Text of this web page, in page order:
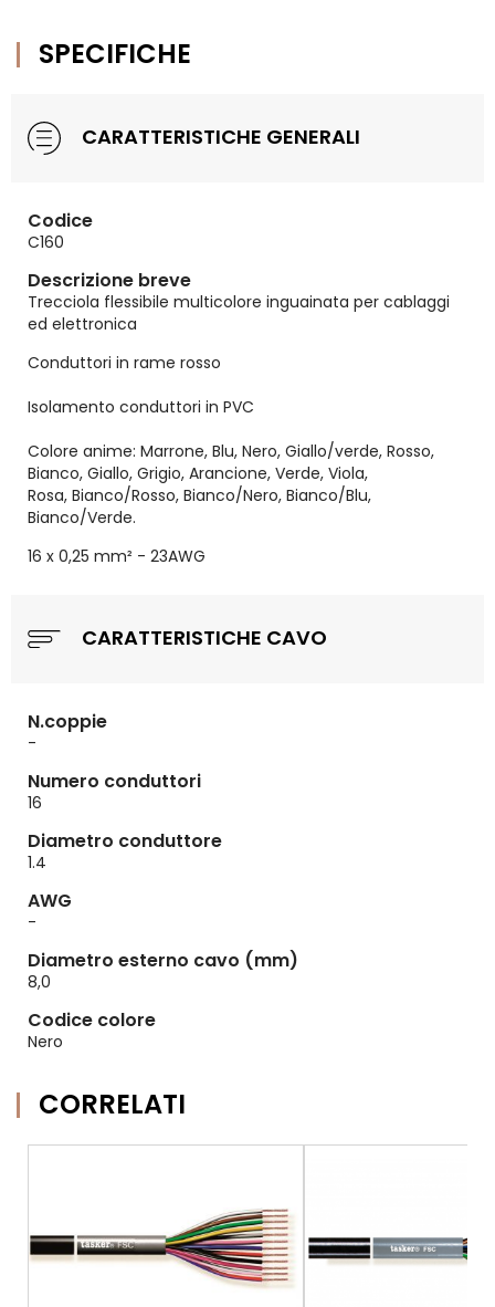
SPECIFICHE
CARATTERISTICHE GENERALI
Codice
C160
Descrizione breve
Trecciola flessibile multicolore inguainata per cablaggi
ed elettronica
Conduttori in rame rosso
Isolamento conduttori in PVC
Colore anime: Marrone, Blu, Nero, Giallo/verde, Rosso,
Bianco, Giallo, Grigio, Arancione, Verde, Viola,
Rosa, Bianco/Rosso, Bianco/Nero, Bianco/Blu,
Bianco/Verde.
16 x 0,25 mm² - 23AWG
CARATTERISTICHE CAVO
N.coppie
-
Numero conduttori
16
Diametro conduttore
1.4
AWG
-
Diametro esterno cavo (mm)
8,0
Codice colore
Nero
CORRELATI